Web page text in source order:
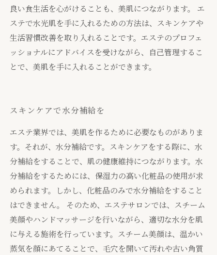
良い食生活を心がけることも、美肌につながります。 エ
ステで水光肌を手に入れるための方法は、スキンケアや
生活習慣改善を取り入れることです。エステのプロフェ
ッショナルにアドバイスを受けながら、自己管理するこ
とで、美肌を手に入れることができます。
スキンケアで水分補給を
エステ業界では、美肌を作るために必要なものがありま
す。それが、水分補給です。スキンケアをする際に、水
分補給をすることで、肌の健康維持につながります。水
分補給をするためには、保湿力の高い化粧品の使用が求
められます。しかし、化粧品のみで水分補給をすること
はできません。 そのため、エステサロンでは、スチーム
美顔やハンドマッサージを行いながら、適切な水分を肌
に与える施術を行っています。スチーム美顔は、温かい
蒸気を顔にあてることで、毛穴を開いて汚れや古い角質